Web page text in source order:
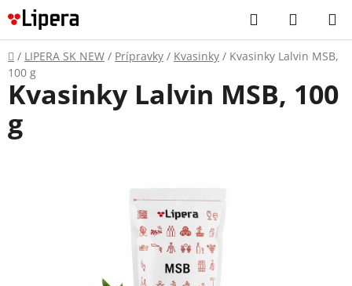
Prejsť
na
obsah
Hľadať
KOŠÍK
Domov
/ LIPERA SK NEW / Prípravky / Kvasinky / Kvasinky Lalvin MSB,
100 g
Kvasinky Lalvin MSB, 100
g